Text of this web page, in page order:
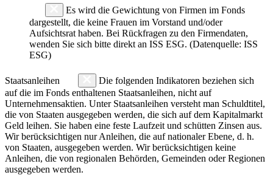
Es wird die Gewichtung von Firmen im Fonds
dargestellt, die keine Frauen im Vorstand und/oder
Aufsichtsrat haben. Bei Rückfragen zu den Firmendaten,
wenden Sie sich bitte direkt an ISS ESG. (Datenquelle: ISS
ESG)
Staatsanleihen
Die folgenden Indikatoren beziehen sich
auf die im Fonds enthaltenen Staatsanleihen, nicht auf
Unternehmensaktien. Unter Staatsanleihen versteht man Schuldtitel,
die von Staaten ausgegeben werden, die sich auf dem Kapitalmarkt
Geld leihen. Sie haben eine feste Laufzeit und schütten Zinsen aus.
Wir berücksichtigen nur Anleihen, die auf nationaler Ebene, d. h.
von Staaten, ausgegeben werden. Wir berücksichtigen keine
Anleihen, die von regionalen Behörden, Gemeinden oder Regionen
ausgegeben werden.